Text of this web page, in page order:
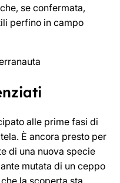
se confermata,
perfino in campo
alle prime fasi di
È ancora presto per
di una nuova specie
mutata di un ceppo